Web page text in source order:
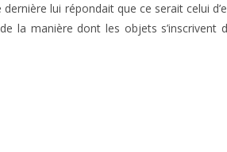
lui répondait que ce serait celui
la manière dont les objets